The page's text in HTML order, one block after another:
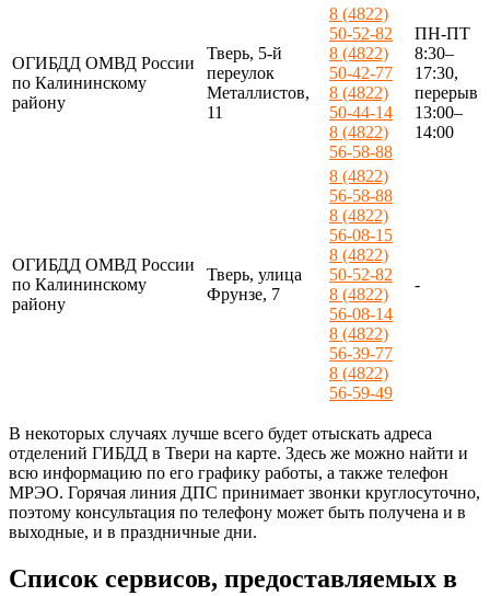
ОГИБДД ОМВД России
по Калининскому
району
Тверь, 5-й
переулок
Металлистов,
11
8 (4822)
50-52-82
8 (4822)
50-42-77
8 (4822)
50-44-14
8 (4822)
56-58-88
ПН-ПТ
8:30–
17:30,
перерыв
13:00–
14:00
ОГИБДД ОМВД России
по Калининскому
району
Тверь, улица
Фрунзе, 7
8 (4822)
56-58-88
8 (4822)
56-08-15
8 (4822)
50-52-82
8 (4822)
56-08-14
8 (4822)
56-39-77
8 (4822)
56-59-49
-
В некоторых случаях лучше всего будет отыскать адреса
отделений ГИБДД в Твери на карте. Здесь же можно найти и
всю информацию по его графику работы, а также телефон
МРЭО. Горячая линия ДПС принимает звонки круглосуточно,
поэтому консультация по телефону может быть получена и в
выходные, и в праздничные дни.
Список сервисов, предоставляемых в